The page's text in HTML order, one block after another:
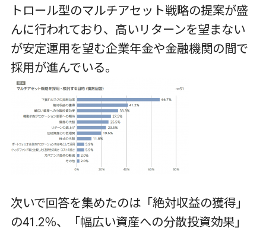
トロール型のマルチアセット戦略の提案が盛
んに行われており、高いリターンを望まない
が安定運用を望む企業年金や金融機関の間で
採用が進んでいる。
次いで回答を集めたのは「絶対収益の獲得」
の41.2％、「幅広い資産への分散投資効果」